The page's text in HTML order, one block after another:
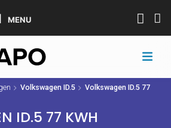
MENU
Volkswagen ID.5
Volkswagen ID.5 77
ID.5 77 KWH